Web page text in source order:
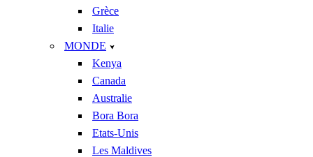
Grèce
Italie
MONDE
Kenya
Canada
Australie
Bora Bora
Etats-Unis
Les Maldives